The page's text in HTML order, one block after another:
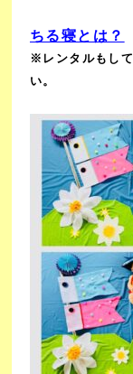
ちる寝とは？
※レンタルもし
い。